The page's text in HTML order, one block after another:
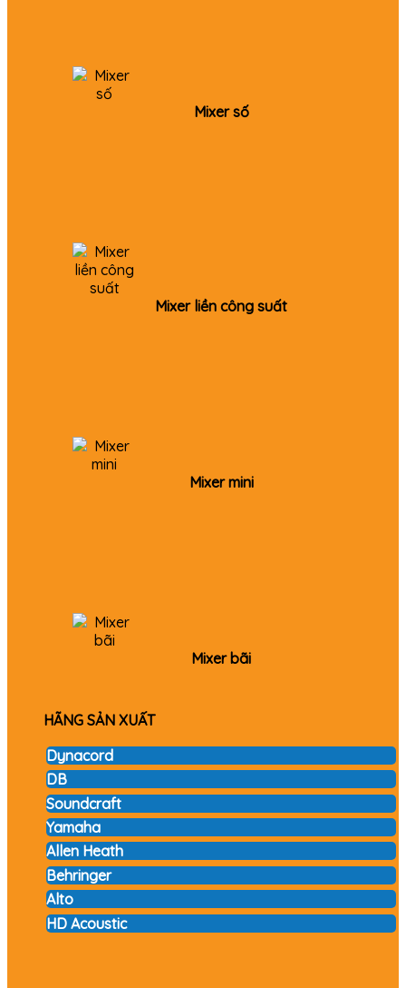
Mixer số
Mixer liền công suất
Mixer mini
Mixer bãi
HÃNG SẢN XUẤT
Dynacord
DB
Soundcraft
Yamaha
Allen Heath
Behringer
Alto
HD Acoustic